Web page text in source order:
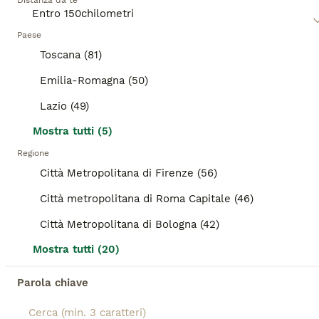
Paese
Toscana (81)
Emilia-Romagna (50)
Lazio (49)
Mostra tutti (5)
Regione
Città Metropolitana di Firenze (56)
Città metropolitana di Roma Capitale (46)
Città Metropolitana di Bologna (42)
Mostra tutti (20)
Parola chiave
mista possono adattarsi ai cambiamenti di stile di vita,
adatti a famiglie attive o a case tranquille. La loro salute
spesso resistente, grazie alla diversità genetica, è un
fattore notevole, rendendoli compagni robusti.
L'intelligenza e il temperamento possono variare
ampiamente, offrendo tratti comportamentali unici da
apprezzare e coltivare.
BOOST
3 anni, 9/10 chili, la dolcezza fatta a cane
2 anni 1